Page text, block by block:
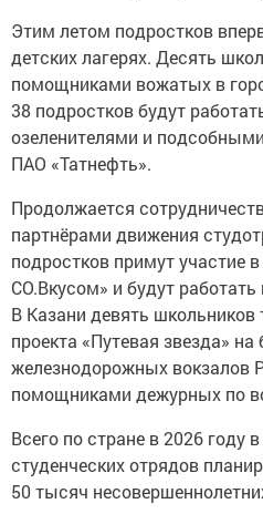
Этим летом подростков
детских лагерях. Десять
помощниками вожатых в
38 подростков будут
озеленителями и
ПАО «Татнефть».
Продолжается
партнёрами движения
подростков примут участие
СО.Вкусом» и будут работать
В Казани девять школьников
проекта «Путевая звезда» на
железнодорожных вокзалов
помощниками дежурных по
Всего по стране в 2026 году
студенческих отрядов
50 тысяч